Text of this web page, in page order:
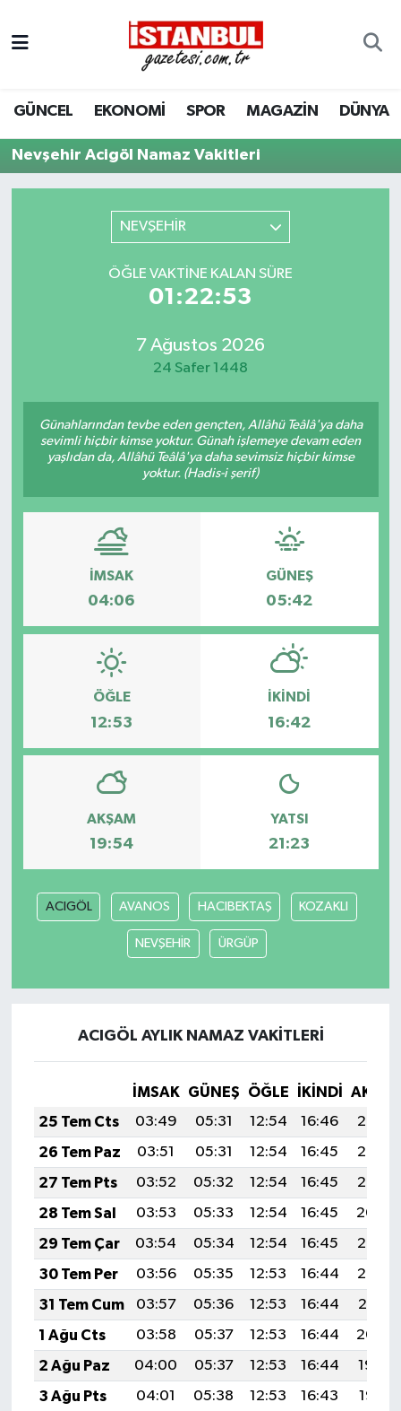
GÜNCEL EKONOMİ SPOR MAGAZİN DÜNYA
Nevşehir Acigöl Namaz Vakitleri
NEVŞEHİR
ÖĞLE VAKTINE KALAN SÜRE
01:22:53
7 Ağustos 2026
24 Safer 1448
Günahlarından tevbe eden gençten, Allâhü Teâlâ'ya daha
sevimli hiçbir kimse yoktur. Günah işlemeye devam eden
yaşlıdan da, Allâhü Teâlâ'ya daha sevimsiz hiçbir kimse
yoktur. (Hadis-i şerif)
İMSAK
04:06
GÜNEŞ
05:42
ÖĞLE
12:53
İKINDI
16:42
AKŞAM
19:54
YATSI
21:23
ACIGÖL AVANOS HACIBEKTAŞ KOZAKLI
NEVŞEHİR ÜRGÜP
ACIGÖL AYLIK NAMAZ VAKITLERI
İMSAK GÜNEŞ ÖĞLE İKINDI
25 Tem Cts
03:49 05:31 12:54 16:46
20:07
26 Tem Paz
03:51 05:31 12:54 16:45
20:06
27 Tem Pts
03:52 05:32 12:54 16:45
20:05
28 Tem Sal
03:53 05:33 12:54 16:45
20:04
29 Tem Çar
03:54 05:34 12:54 16:45
20:03
30 Tem Per
03:56 05:35 12:53 16:44
20:02
31 Tem Cum
03:57 05:36 12:53 16:44
20:01
1 Ağu Cts
03:58 05:37 12:53 16:44
20:00
2 Ağu Paz
04:00 05:37 12:53 16:44
19:59
3 Ağu Pts
04:01 05:38 12:53 16:43
19:58
EKONOMİ
İSTANBUL
KÜLTÜR SANAT
BİLİM VE TEKNOLOJİ
KURUMSAL
Nöbetçi Eczaneler
Hava Durumu
Trafik Durumu
Son Dakika Haberleri